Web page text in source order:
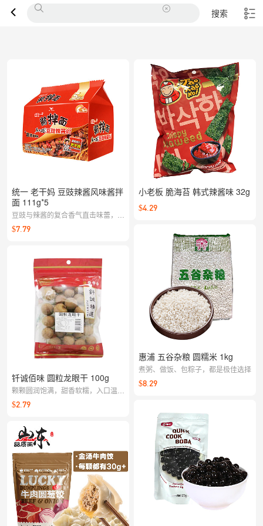
搜索
统一 老干妈 豆豉辣酱风味酱拌
面 111g*5
豆豉与辣酱的复合香气直击味蕾，面
条筋道不粘，干拌更带劲；酱香、辣
香层层递进，快手也能吃到满足。
$7.79
钎诚佰味 圆粒龙眼干 100g
颗颗圆润饱满，甜香软糯，入口温润
回甘。即食当零食很满足，也可搭配
银耳、红枣煲汤或泡茶，暖胃又贴
$2.79
小老板 脆海苔 韩式辣酱味 32g
$4.29
惠浦 五谷杂粮 圆糯米 1kg
煮粥、做饭、包粽子，都是极佳选择
$8.29